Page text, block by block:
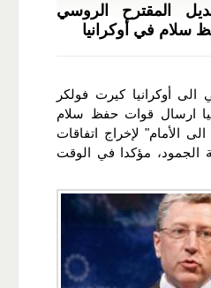
المقترح الروسي
في أوكرانيا
الى أوكرانيا كيرت فولكر
ارسال قوات حفظ سلام
الأمام" لإخراج اتفاقات
الجمود، مؤكدا في الوقت